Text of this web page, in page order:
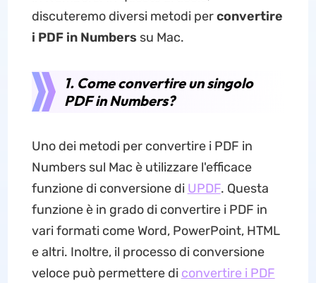
discuteremo diversi metodi perconvertire
i PDF in Numbers su Mac.
1. Come convertire un singolo
PDF in Numbers?
Uno dei metodi per convertire i PDF in
Numbers sul Mac è utilizzare l'efficace
funzione di conversione di UPDF. Questa
funzione è in grado di convertire i PDF in
vari formati come Word, PowerPoint, HTML
e altri. Inoltre, il processo di conversione
veloce può permettere di convertire i PDF